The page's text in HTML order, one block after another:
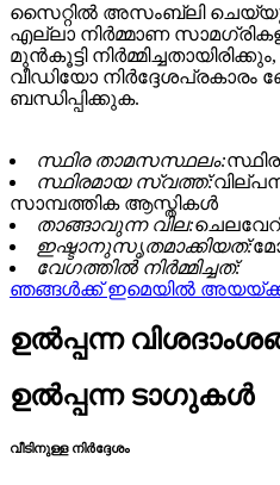
സൈറ്റിൽ അസംബ്ലി
എല്ലാ നിർമ്മാണ
മുൻകൂട്ടി
വീഡിയോ നിർദ്ദേശപ്രകാരം
ബന്ധിപ്പിക്കുക.
സ്ഥിര താമസസ്ഥലം:
സ്ഥിരമായ സ്വത്ത്:
സാമ്പത്തിക ആസ്തികൾ
താങ്ങാവുന്ന വില:
ഇഷ്ടാനുസൃതമാക്കിയത്:
വേഗത്തിൽ നിർമ്മിച്ചത്:
ഞങ്ങൾക്ക് ഇമെയിൽ
ഉൽപ്പന്ന
ഉൽപ്പന്ന ടാഗുകൾ
വീടിനുള്ള നിർദ്ദേശം